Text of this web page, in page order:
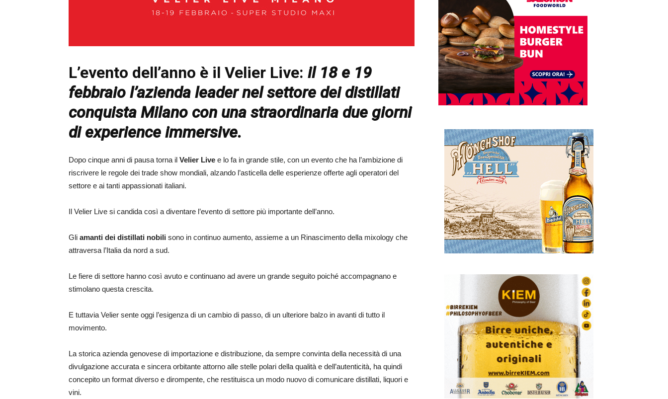
L’evento dell’anno è il Velier Live: il 18 e 19
febbraio l’azienda leader nel settore dei distillati
conquista Milano con una straordinaria due giorni
di experience immersive.
Dopo cinque anni di pausa torna il Velier Live e lo fa in grande stile, con un evento che ha l’ambizione di
riscrivere le regole dei trade show mondiali, alzando l’asticella delle esperienze offerte agli operatori del
settore e ai tanti appassionati italiani.
Il Velier Live si candida così a diventare l’evento di settore più importante dell’anno.
Gli amanti dei distillati nobili sono in continuo aumento, assieme a un Rinascimento della mixology che
attraversa l’Italia da nord a sud.
Le fiere di settore hanno così avuto e continuano ad avere un grande seguito poiché accompagnano e
stimolano questa crescita.
E tuttavia Velier sente oggi l’esigenza di un cambio di passo, di un ulteriore balzo in avanti di tutto il
movimento.
La storica azienda genovese di importazione e distribuzione, da sempre convinta della necessità di una
divulgazione accurata e sincera orbitante attorno alle stelle polari della qualità e dell’autenticità, ha quindi
concepito un format diverso e dirompente, che restituisca un modo nuovo di comunicare distillati, liquori e
vini.